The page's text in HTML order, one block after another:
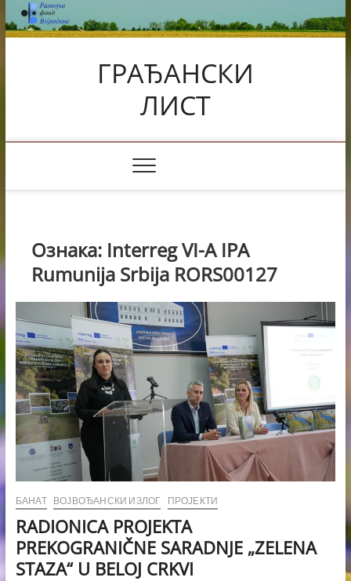
Skip
to
content
ГРАЂАНСКИ
ЛИСТ
Ознака: Interreg VI-A IPA
Rumunija Srbija RORS00127
БАНАТ ВОЈВОЂАНСКИ ИЗЛОГ ПРОЈЕКТИ
RADIONICA PROJEKTA
PREKOGRANIČNE SARADNJE „ZELENA
STAZA“ U BELOJ CRKVI